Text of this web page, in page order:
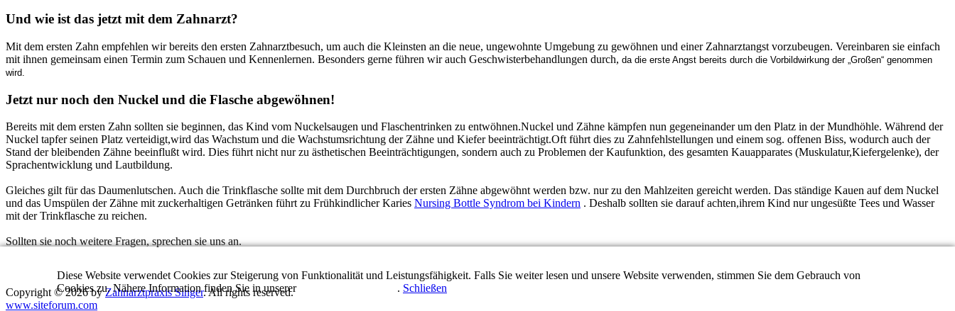
Und wie ist das jetzt mit dem Zahnarzt?
Mit dem ersten Zahn empfehlen wir bereits den ersten Zahnarztbesuch, um auch die Kleinsten an die neue, ungewohnte Umgebung zu gewöhnen und einer Zahnarztangst vorzubeugen. Vereinbaren sie einfach
mit ihnen gemeinsam einen Termin zum Schauen und Kennenlernen. Besonders gerne führen wir auch Geschwisterbehandlungen durch, da die erste Angst bereits durch die Vorbildwirkung der „Großen“ genommen
wird.
Jetzt nur noch den Nuckel und die Flasche abgewöhnen!
Bereits mit dem ersten Zahn sollten sie beginnen, das Kind vom Nuckelsaugen und Flaschentrinken zu entwöhnen.Nuckel und Zähne kämpfen nun gegeneinander um den Platz in der Mundhöhle. Während der
Nuckel tapfer seinen Platz verteidigt,wird das Wachstum und die Wachstumsrichtung der Zähne und Kiefer beeinträchtigt.Oft führt dies zu Zahnfehlstellungen und einem sog. offenen Biss, wodurch auch der
Stand der bleibenden Zähne beeinflußt wird. Dies führt nicht nur zu ästhetischen Beeinträchtigungen, sondern auch zu Problemen der Kaufunktion, des gesamten Kauapparates (Muskulatur,Kiefergelenke), der
Sprachentwicklung und Lautbildung.
Gleiches gilt für das Daumenlutschen. Auch die Trinkflasche sollte mit dem Durchbruch der ersten Zähne abgewöhnt werden bzw. nur zu den Mahlzeiten gereicht werden. Das ständige Kauen auf dem Nuckel
und das Umspülen der Zähne mit zuckerhaltigen Getränken führt zu Frühkindlicher Karies Nursing Bottle Syndrom bei Kindern . Deshalb sollten sie darauf achten,ihrem Kind nur ungesüßte Tees und Wasser
mit der Trinkflasche zu reichen.
Sollten sie noch weitere Fragen, sprechen sie uns an.
Copyright © 2026 byZahnarztpraxis Singer. All rights reserved.
www.siteforum.com
Diese Website verwendet Cookies zur Steigerung von Funktionalität und Leistungsfähigkeit. Falls Sie weiter lesen und unsere Website verwenden, stimmen Sie dem Gebrauch von
Cookies zu. Nähere Information finden Sie in unserer
. Schließen